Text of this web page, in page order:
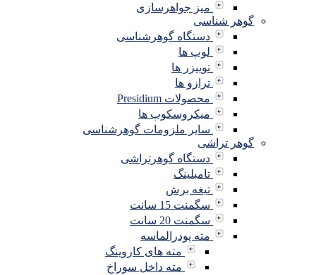
میز جواهرسازی
گوهر شناسی
دستگاه گوهرشناسی
لوپ ها
توییزر ها
ترازو ها
محصولات Presidium
میکروسکوپ ها
سایر ملزومات گوهرشناسی
گوهر تراشی
دستگاه گوهرتراشی
تامبلینگ
تیغه برش
سگمنت 15 سانت
سگمنت 20 سانت
مته پودرالماسه
مته های کاروینگ
مته داخل سوراخ